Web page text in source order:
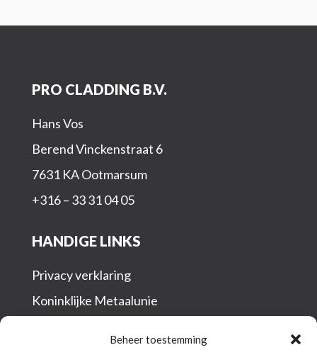
Beheer toestemming
PRO CLADDING B.V.
Hans Vos
Berend Vinckenstraat 6
7631 KA Ootmarsum
+316 – 33 31 04 05
HANDIGE LINKS
Privacy verklaring
Koninklijke Metaalunie